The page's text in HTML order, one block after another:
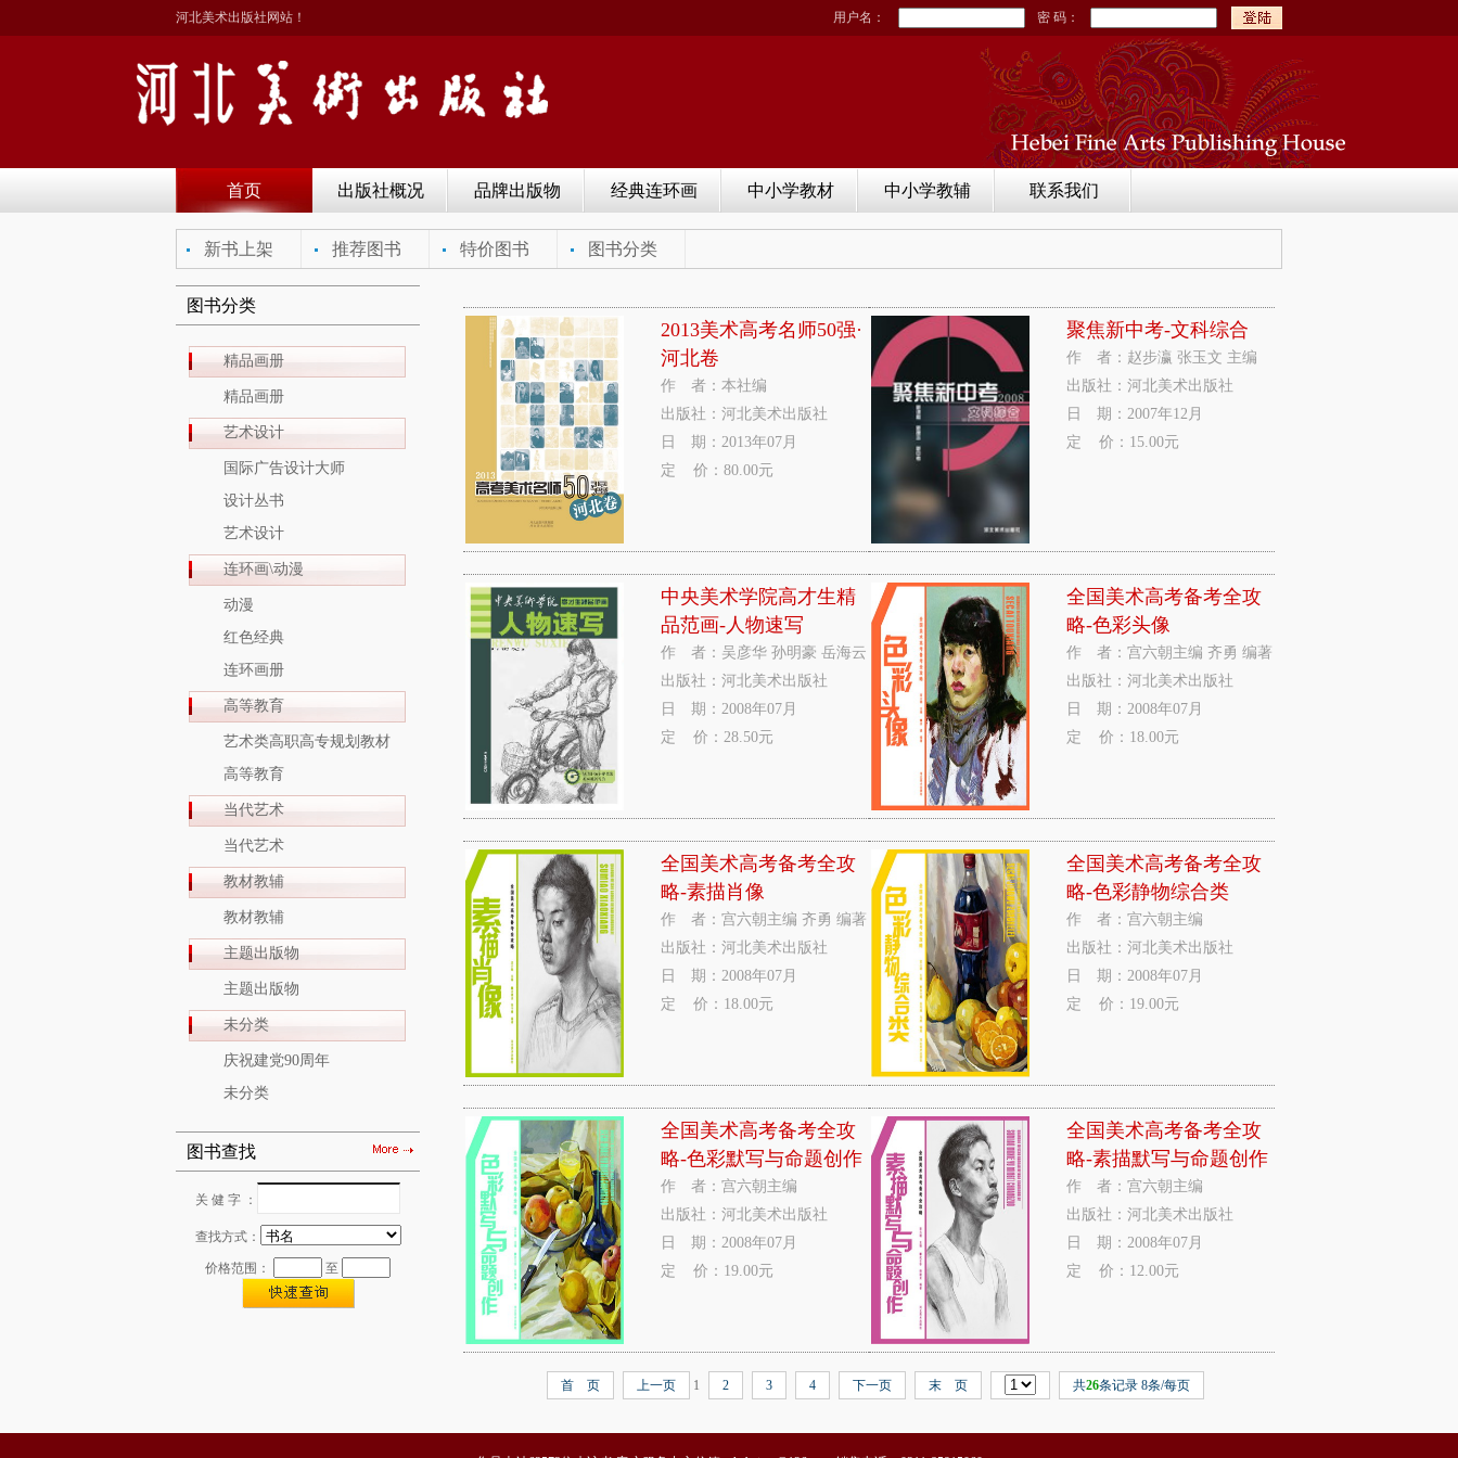
河北美术出版社网站！ 用户名： 密 码：
首页 出版社概况 品牌出版物 经典连环画 中小学教材 中小学教辅 联系我们
新书上架 推荐图书 特价图书 图书分类
图书分类
精品画册
精品画册
艺术设计
国际广告设计大师
设计丛书
艺术设计
连环画\动漫
动漫
红色经典
连环画册
高等教育
艺术类高职高专规划教材
高等教育
当代艺术
当代艺术
教材教辅
教材教辅
主题出版物
主题出版物
未分类
庆祝建党90周年
未分类
图书查找
关 健 字 ：
查找方式：
价格范围： 至
2013美术高考名师50强·
河北卷
作 者：本社编
出版社：河北美术出版社
日 期：2013年07月
定 价：80.00元
聚焦新中考-文科综合
作 者：赵步瀛 张玉文 主编
出版社：河北美术出版社
日 期：2007年12月
定 价：15.00元
中央美术学院高才生精
品范画-人物速写
作 者：吴彦华 孙明豪 岳海云
出版社：河北美术出版社
日 期：2008年07月
定 价：28.50元
全国美术高考备考全攻
略-色彩头像
作 者：宫六朝主编 齐勇 编著
出版社：河北美术出版社
日 期：2008年07月
定 价：18.00元
全国美术高考备考全攻
略-素描肖像
作 者：宫六朝主编 齐勇 编著
出版社：河北美术出版社
日 期：2008年07月
定 价：18.00元
全国美术高考备考全攻
略-色彩静物综合类
作 者：宫六朝主编
出版社：河北美术出版社
日 期：2008年07月
定 价：19.00元
全国美术高考备考全攻
略-色彩默写与命题创作
作 者：宫六朝主编
出版社：河北美术出版社
日 期：2008年07月
定 价：19.00元
全国美术高考备考全攻
略-素描默写与命题创作
作 者：宫六朝主编
出版社：河北美术出版社
日 期：2008年07月
定 价：12.00元
首 页 上一页 1 2 3 4 下一页 末 页 共26条记录 8条/每页